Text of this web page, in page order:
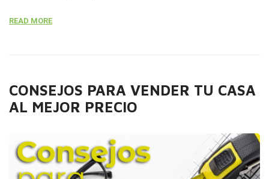
necesario disponer de anuncios atractivos. Con la
READ MORE
CONSEJOS PARA VENDER TU CASA
AL MEJOR PRECIO